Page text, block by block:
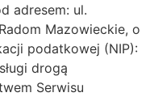
adresem: ul.
Mazowieckie, o
podatkowej (NIP):
drogą
Serwisu